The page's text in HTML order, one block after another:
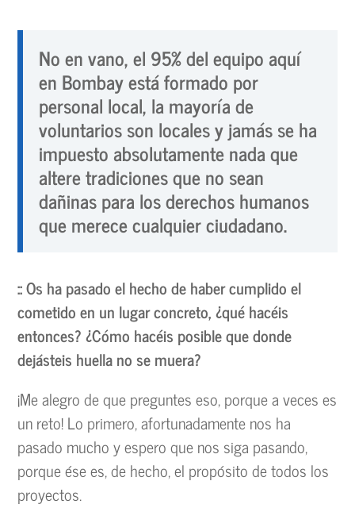
No en vano, el 95% del equipo aquí
en Bombay está formado por
personal local, la mayoría de
voluntarios son locales y jamás se ha
impuesto absolutamente nada que
altere tradiciones que no sean
dañinas para los derechos humanos
que merece cualquier ciudadano.
:: Os ha pasado el hecho de haber cumplido el
cometido en un lugar concreto, ¿qué hacéis
entonces? ¿Cómo hacéis posible que donde
dejásteis huella no se muera?
¡Me alegro de que preguntes eso, porque a veces es
un reto! Lo primero, afortunadamente nos ha
pasado mucho y espero que nos siga pasando,
porque ése es, de hecho, el propósito de todos los
proyectos.